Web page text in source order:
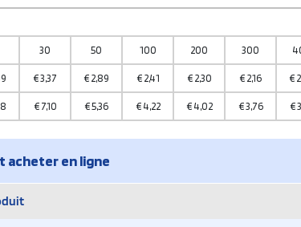
30 50 100 200 300
€3,37 € 2,89 € 2,41 € 2,30 € 2,16 €
€ 7,10 €5,36 € 4,22 € 4,02 €3,76 €
acheter en ligne